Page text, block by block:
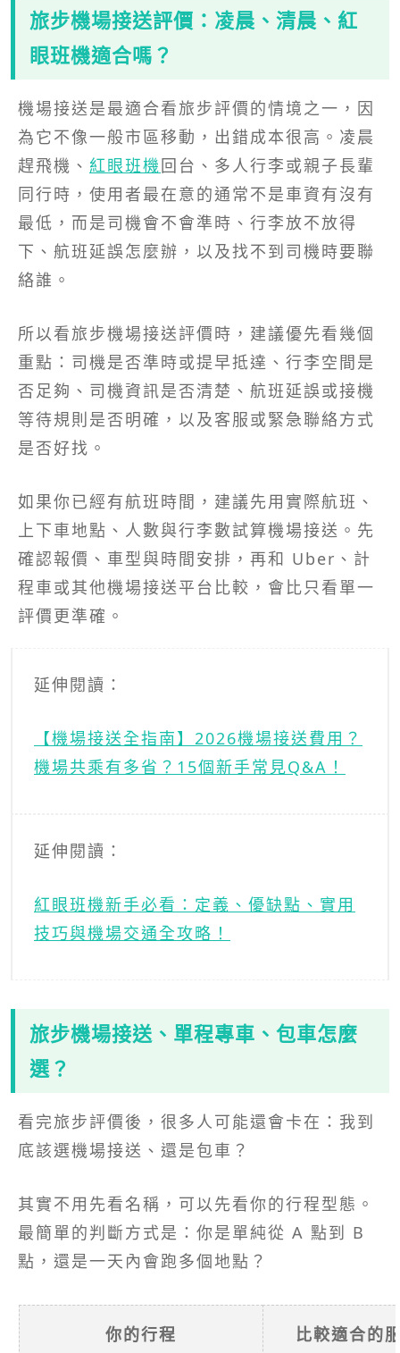
旅步機場接送評價：凌晨、清晨、紅
眼班機適合嗎？
機場接送是最適合看旅步評價的情境之一，因
為它不像一般市區移動，出錯成本很高。凌晨
趕飛機、 紅眼班機 回台、多人行李或親子長輩
同行時，使用者最在意的通常不是車資有沒有
最低，而是司機會不會準時、行李放不放得
下、航班延誤怎麼辦，以及找不到司機時要聯
絡誰。
所以看旅步機場接送評價時，建議優先看幾個
重點：司機是否準時或提早抵達、行李空間是
否足夠、司機資訊是否清楚、航班延誤或接機
等待規則是否明確，以及客服或緊急聯絡方式
是否好找。
如果你已經有航班時間，建議先用實際航班、
上下車地點、人數與行李數試算機場接送。先
確認報價、車型與時間安排，再和 Uber、計
程車或其他機場接送平台比較，會比只看單一
評價更準確。
延伸閱讀：
【機場接送全指南】2026機場接送費用？
機場共乘有多省？15個新手常見Q&A！
延伸閱讀：
紅眼班機新手必看：定義、優缺點、實用
技巧與機場交通全攻略！
旅步機場接送、單程專車、包車怎麼
選？
看完旅步評價後，很多人可能還會卡在：我到
底該選機場接送、還是包車？
其實不用先看名稱，可以先看你的行程型態。
最簡單的判斷方式是：你是單純從 A 點到 B
點，還是一天內會跑多個地點？
你的行程 比較適合的